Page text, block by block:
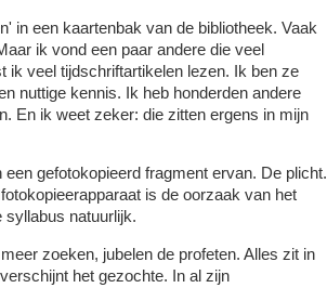
in een kaartenbak van de bibliotheek. Vaak
ik vond een paar andere die veel
ik veel tijdschriftartikelen lezen. Ik ben ze
nuttige kennis. Ik heb honderden andere
En ik weet zeker: die zitten ergens in mijn
gefotokopieerd fragment ervan. De plicht.
is de oorzaak van het
syllabus natuurlijk.
zoeken, jubelen de profeten. Alles zit in
het gezochte. In al zijn